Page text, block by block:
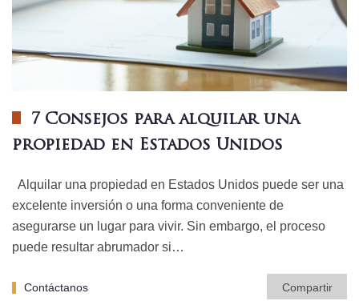
7 Consejos para alquilar una
propiedad en Estados Unidos
Alquilar una propiedad en Estados Unidos puede ser una
excelente inversión o una forma conveniente de
asegurarse un lugar para vivir. Sin embargo, el proceso
puede resultar abrumador si…
Contáctanos Compartir